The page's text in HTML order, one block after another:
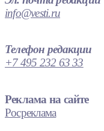
info@vesti.ru
Телефон редакции
+7 495 232 63 33
Реклама на сайте
Росреклама